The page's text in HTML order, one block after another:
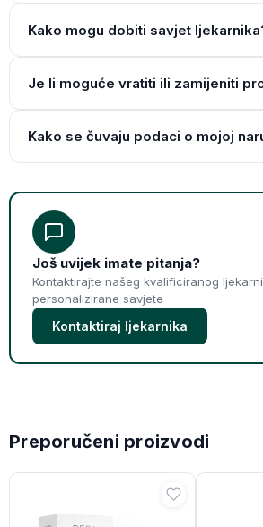
Kako mogu dobiti savjet
Je li moguće vratiti ili zamijeniti
Kako se čuvaju podaci o mojoj
Još uvijek imate pitanja?
Kontaktirajte našeg kvalificiranog
personalizirane savjete
Kontaktiraj ljekarnika
Preporučeni proizvodi